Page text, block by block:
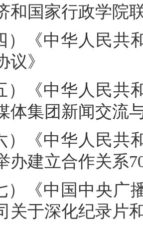
和国家行政学院
）《中华人民
议》
）《中华人民
体集团新闻交流
）《中华人民
办建立合作关系
）《中国中央
关于深化纪录片